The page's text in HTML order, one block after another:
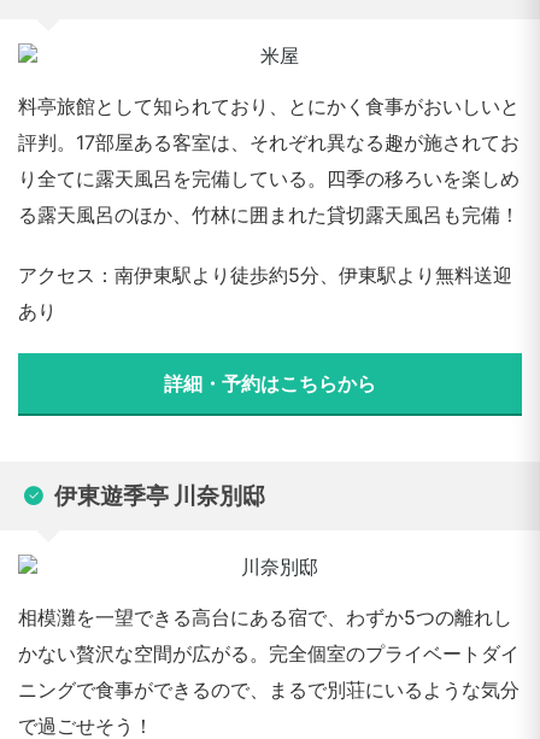
料亭旅館として知られており、とにかく食事がおいしいと
評判。17部屋ある客室は、それぞれ異なる趣が施されてお
り全てに露天風呂を完備している。四季の移ろいを楽しめ
る露天風呂のほか、竹林に囲まれた貸切露天風呂も完備！
アクセス：南伊東駅より徒歩約5分、伊東駅より無料送迎
あり
詳細・予約はこちらから
伊東遊季亭 川奈別邸
相模灘を一望できる高台にある宿で、わずか5つの離れし
かない贅沢な空間が広がる。完全個室のプライベートダイ
ニングで食事ができるので、まるで別荘にいるような気分
で過ごせそう！